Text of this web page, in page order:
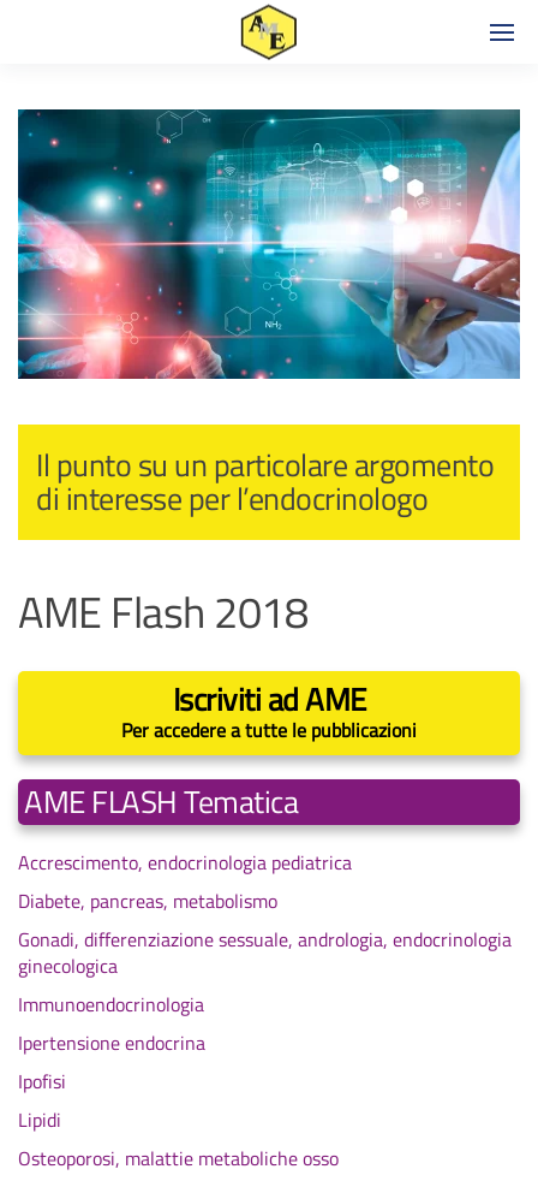
Il punto su un particolare argomento
di interesse per l’endocrinologo
AME Flash 2018
Iscriviti ad AME
Per accedere a tutte le pubblicazioni
AME FLASH Tematica
Accrescimento, endocrinologia pediatrica
Diabete, pancreas, metabolismo
Gonadi, differenziazione sessuale, andrologia, endocrinologia
ginecologica
Immunoendocrinologia
Ipertensione endocrina
Ipofisi
Lipidi
Osteoporosi, malattie metaboliche osso